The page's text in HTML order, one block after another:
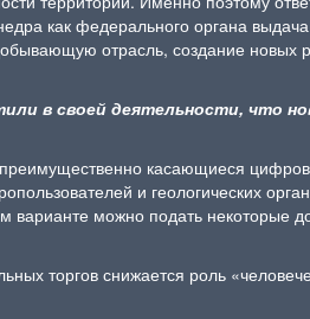
как федерального органа
отрасль, создание новых
в своей деятельности, что
касающиеся
и геологических
варианте можно подать некоторые
торгов снижается роль